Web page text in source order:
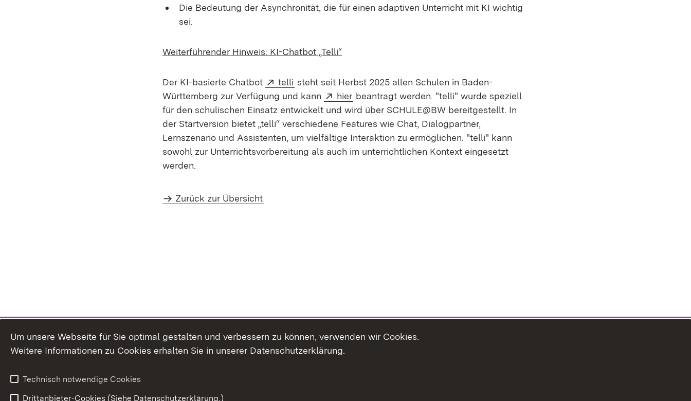
Die Bedeutung der Asynchronität, die für einen adaptiven Unterricht mit KI wichtig
sei.
Weiterführender Hinweis: KI-Chatbot „Telli“
Der KI-basierte Chatbot Extern:
telli (Öffnet in neuem Fenster)
steht seit Herbst 2025 allen Schulen in Baden-
Württemberg zur Verfügung und kann
Extern:
hier (Öffnet in neuem Fenster)
beantragt werden. "telli" wurde speziell
für den schulischen Einsatz entwickelt und wird über SCHULE@BW bereitgestellt. In
der Startversion bietet „telli“ verschiedene Features wie Chat, Dialogpartner,
Lernszenario und Assistenten, um vielfältige Interaktion zu ermöglichen. "telli" kann
sowohl zur Unterrichtsvorbereitung als auch im unterrichtlichen Kontext eingesetzt
werden.
Zurück zur Übersicht
Um unsere Webseite für Sie optimal gestalten und verbessern zu können, verwenden wir Cookies.
Weitere Informationen zu Cookies erhalten Sie in unserer Datenschutzerklärung.
Technisch notwendige Cookies
Drittanbieter-Cookies (Siehe Datenschutzerklärung.)